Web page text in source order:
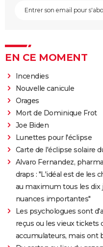
EN CE MOMENT
Incendies
Nouvelle canicule
Orages
Mort de Dominique Frot
Joe Biden
Lunettes pour l'éclipse
Carte de l'éclipse solaire
Alvaro Fernandez,
draps : "L'idéal est de les
au maximum tous les dix
nuances importantes"
Les psychologues sont
reçus ou les vieux tickets
accumulateurs, mais ont